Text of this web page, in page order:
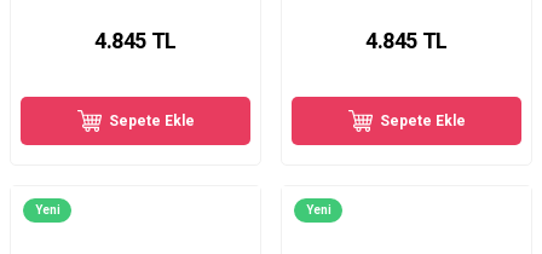
4.845 TL
Sepete Ekle
4.845 TL
Sepete Ekle
Yeni Yeni